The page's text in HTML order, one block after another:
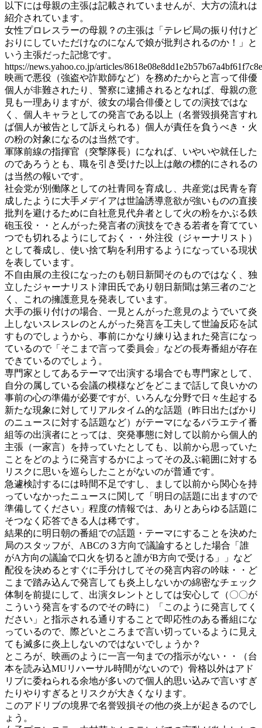
以下には母親の主張は記載されていませんが、大方の流れは
紹介されています。
女性プロレスラーの母親？の主張は「テレビ局の振り付けど
おりにしていただけなのになんで娘が批判されるのか！」と
いう主張だった記憶です。
https://news.yahoo.co.jp/articles/
映画で悪役（強盗や詐欺師など）を務めたからと言って俳優
個人が非難されたり、警察に逮捕されるとなれば、母親の意
見も一理ありますが、彼女の場合俳優としての演技ではな
く、個人キャラとしての発言である以上（名誉毀損発言すれ
ば個人が被告として訴えられる）個人が責任を負うべき・火
の粉の対象になるのは当然です。
軍隊前線の指揮官（突撃隊長）になれば、いやいや就任した
のであろうとも、職を引き受けた以上は敵の標的にされるの
は当然の報いです。
社会党が別働隊としての社青同を育成し、共産党は民青を育
成したように大手メデイアは世論誘導意欲が強いものの直接
批判を避けるために自社意見代弁者として火の粉をかぶる鉄
砲玉役・・とんがった発言者の演技をできる若者を育ててい
つでも切れるようにしておく・・外注役（ジャーナリスト）
として養成し、使い捨て駒を利用するようになっている現状
を表しています。
不自由展の主役になったのも朝日新聞そのものではなく、独
立したジャーナリスト津田氏であり朝日新聞は第三者のごと
く、これの擁護意見を発表しています。
大手の振り付けの場合、一見とんがった意見のようでいて炎
上しないスレスレのとんがった発言を工夫して世論反応を試
すものでしょうから、事前にかなり練り込まれた発言になっ
ているので「そこまで言って委員会」などの長寿番組が存在
できているのでしょう。
専門家としてあるテーマで出演する場合でも専門家として、
自分の属している会議の模様などをどこまで話して良いかの
事前の心の準備が必要ですが、いろんな分野で日々生起する
新たな現象に対してリアルタイム的な話題（昨日出たばかり
のニュースに対する話題など）がテーマになるバラエテイ番
組等の出演者にとっては、突発事態に対して以前から個人的
主張（一家言）を持っていたとしても、以前から思っていた
ことをどのように発言するかによってその及ぶ範囲に対する
リスクに思いを巡らしたことがないのが普通です。
急遽検討するには時間不足ですし、まして以前から関心を持
っていなかったニュースに関して「明日の話題に出ますので
準備してください」程度の情報では、ありとあらゆる話題に
そつなく応答できる人は稀です。
結果的に明日朝の番組での話題・テーマにすることを決めた
局のスタッフが、ABCの３方向で議論するとした場合「誰
がA方向の議論で口火を切ると誰がB方向で受ける」」など
配役を決めるとすぐに手分けしてその発言内容の吟味・・ど
こまで踏み込んで発言しても炎上しないかの綿密なチェック
体制を前提にして、出演タレントとしては安心して（〇〇が
こういう発言をするのでその時に）「このように発言してく
ださい」と指示される通りすることで即応性のある番組にな
っているので、際どいところまで言い切っているように見え
ても滅多に炎上しないのではないでしょうか？
ところが、映画のように一言一句までの指示がない・・（台
本を読み込MUリハーサル時間がないので）骨格以外はアド
リブに委ねられる余地が多いので個人的思い込みで言いすぎ
たりやりすぎるとリスクが大きくなります。
このアドリブの境界で名誉毀損その他の炎上が起きるのでし
ょう。